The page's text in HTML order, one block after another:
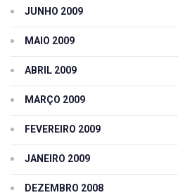
JUNHO 2009
MAIO 2009
ABRIL 2009
MARÇO 2009
FEVEREIRO 2009
JANEIRO 2009
DEZEMBRO 2008